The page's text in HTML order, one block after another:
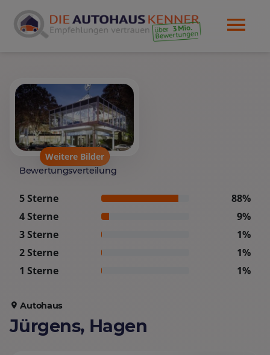
Weitere Bilder
Bewertungsverteilung
5 Sterne
88%
4 Sterne
9%
3 Sterne
1%
2 Sterne
1%
1 Sterne
1%
Autohaus
Jürgens, Hagen